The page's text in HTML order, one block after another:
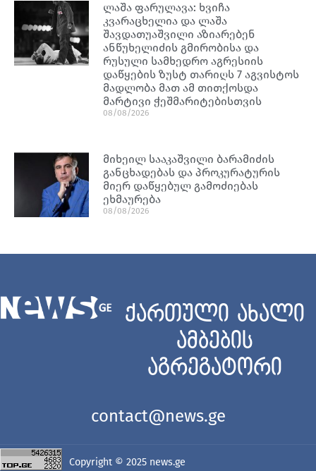
ლაშა ფარულავა: ხვიჩა
კვარაცხელია და ლაშა
შავდათუაშვილი აზიარებენ
ანწუხელიძის გმირობისა და
რუსული სამხედრო აგრესიის
დაწყების ზუსტ თარიღს 7 აგვისტოს
მადლობა მათ ამ თითქოსდა
მარტივი ჭეშმარიტებისთვის
08/08/2026
მიხეილ სააკაშვილი ბარამიძის
განცხადებას და პროკურატურის
მიერ დაწყებულ გამოძიებას
ეხმაურება
08/08/2026
ქართული ახალი
ამბების
აგრეგატორი
contact@news.ge
Copyright © 2025 news.ge